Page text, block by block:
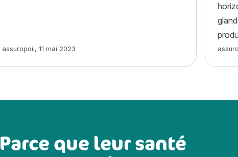
Article rédigé par
assuropoil,11 mai 2023
Parce que leur santé